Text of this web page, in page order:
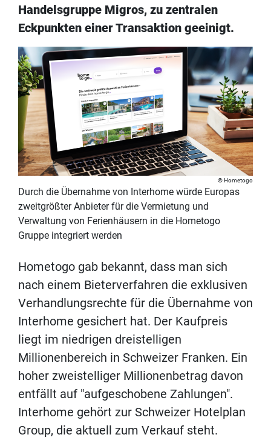
Handelsgruppe Migros, zu zentralen
Eckpunkten einer Transaktion geeinigt.
Hometogo
Durch die Übernahme von Interhome würde Europas
zweitgrößter Anbieter für die Vermietung und
Verwaltung von Ferienhäusern in die Hometogo
Gruppe integriert werden
Hometogo gab bekannt, dass man sich
nach einem Bieterverfahren die exklusiven
Verhandlungsrechte für die Übernahme von
Interhome gesichert hat. Der Kaufpreis
liegt im niedrigen dreistelligen
Millionenbereich in Schweizer Franken. Ein
hoher zweistelliger Millionenbetrag davon
entfällt auf "aufgeschobene Zahlungen".
Interhome gehört zur Schweizer Hotelplan
Group, die aktuell zum Verkauf steht.